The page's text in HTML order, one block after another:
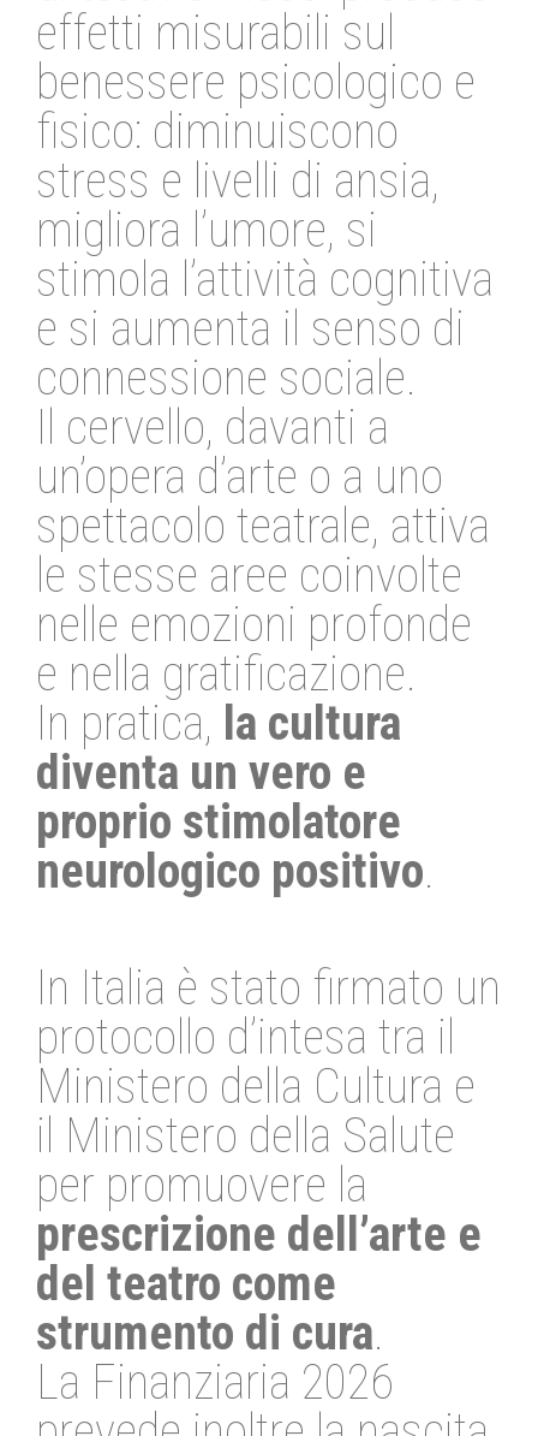
effetti misurabili sul
benessere psicologico e
fisico: diminuiscono
stress e livelli di ansia,
migliora l’umore, si
stimola l’attività cognitiva
e si aumenta il senso di
connessione sociale.
Il cervello, davanti a
un’opera d’arte o a uno
spettacolo teatrale, attiva
le stesse aree coinvolte
nelle emozioni profonde
e nella gratificazione.
In pratica, la cultura
diventa un vero e
proprio stimolatore
neurologico positivo.
In Italia è stato firmato un
protocollo d’intesa tra il
Ministero della Cultura e
il Ministero della Salute
per promuovere la
prescrizione dell’arte e
del teatro come
strumento di cura.
La Finanziaria 2026